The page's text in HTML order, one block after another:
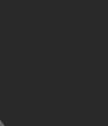
en
me. Ergens had de
afslag genomen.'
een reis door de
de "volmaakte
en over zijn
over verlichting die
en Dylan in de
yogi's,
en wie dat ooit had